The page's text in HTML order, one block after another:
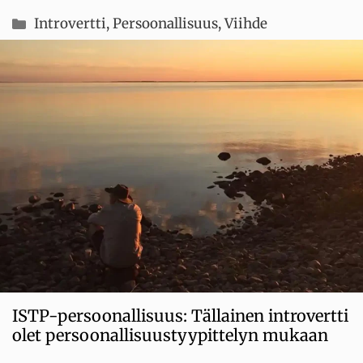
Kategoriat
Introvertti,Persoonallisuus,Viihde
ISTP-persoonallisuus: Tällainen introvertti
olet persoonallisuustyypittelyn mukaan